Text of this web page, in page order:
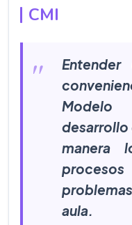
CMI
desarrollo
manera
aula.